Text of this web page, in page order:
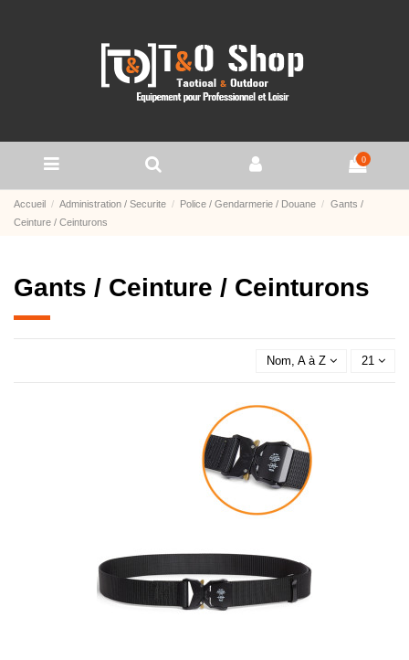
0
Accueil Administration / Securite Police / Gendarmerie / Douane
Gants /
Ceinture / Ceinturons
Gants / Ceinture / Ceinturons
Nom, A à Z 21